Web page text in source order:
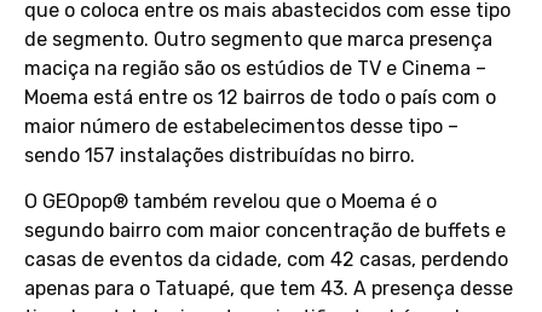
que o coloca entre os mais abastecidos com esse tipo
de segmento. Outro segmento que marca presença
maciça na região são os estúdios de TV e Cinema –
Moema está entre os 12 bairros de todo o país com o
maior número de estabelecimentos desse tipo –
sendo 157 instalações distribuídas no birro.
O GEOpop® também revelou que o Moema é o
segundo bairro com maior concentração de buffets e
casas de eventos da cidade, com 42 casas, perdendo
apenas para o Tatuapé, que tem 43. A presença desse